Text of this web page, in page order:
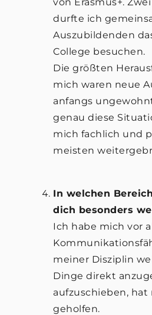
durfte ich
Auszubildenden
College besuchen.
Die größten
mich waren neue
anfangs
genau diese
mich fachlich und
meisten
In welchen
dich besonders
Ich habe mich vor
meiner Disziplin
Dinge direkt
aufzuschieben, hat
geholfen.